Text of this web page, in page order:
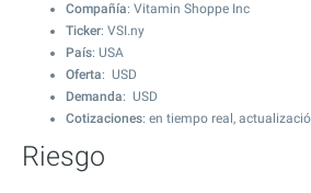
Compañía: Vitamin Shoppe Inc
Ticker: VSI.ny
País: USA
Oferta: USD
Demanda: USD
Cotizaciones: en tiempo real,
Riesgo